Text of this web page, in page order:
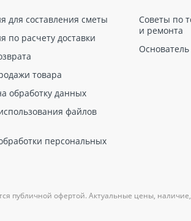
для составления сметы
по расчету доставки
товара
обработку данных
файлов
персональных
Советы по
и ремонта
Основатель
публичной офертой. Актуальные цены,